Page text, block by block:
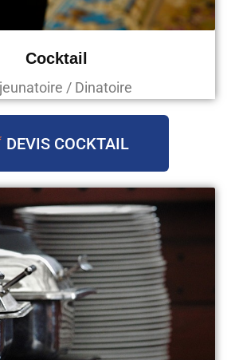
Cocktail
/ Dinatoire
DEVIS COCKTAIL